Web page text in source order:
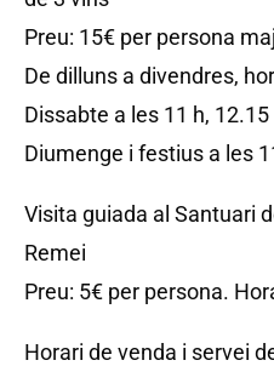
Preu: 15€ per persona
De dilluns a divendres,
Dissabte a les 11 h,
Diumenge i festius a les
Visita guiada al Santuari
Remei
Preu: 5€ per persona.
Horari de venda i servei